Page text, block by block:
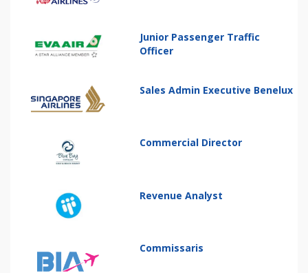
Junior Passenger Traffic
Officer
Sales Admin Executive Benelux
Commercial Director
Revenue Analyst
Commissaris